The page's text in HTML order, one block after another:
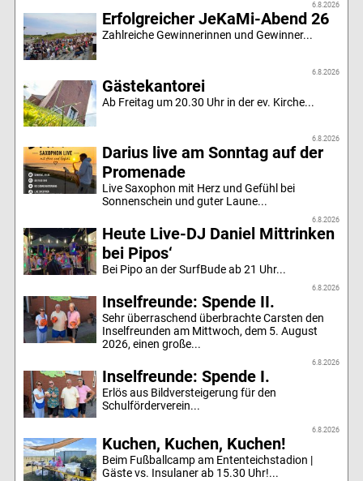
6.8.2026
Erfolgreicher JeKaMi-Abend 26
Zahlreiche Gewinnerinnen und Gewinner...
6.8.2026
Gästekantorei
Ab Freitag um 20.30 Uhr in der ev. Kirche...
6.8.2026
Darius live am Sonntag auf der
Promenade
Live Saxophon mit Herz und Gefühl bei
Sonnenschein und guter Laune...
6.8.2026
Heute Live-DJ Daniel Mittrinken
bei Pipos‘
Bei Pipo an der SurfBude ab 21 Uhr...
6.8.2026
Inselfreunde: Spende II.
Sehr überraschend überbrachte Carsten den
Inselfreunden am Mittwoch, dem 5. August
2026, einen große...
6.8.2026
Inselfreunde: Spende I.
Erlös aus Bildversteigerung für den
Schulförderverein...
6.8.2026
Kuchen, Kuchen, Kuchen!
Beim Fußballcamp am Ententeichstadion |
Gäste vs. Insulaner ab 15.30 Uhr!...